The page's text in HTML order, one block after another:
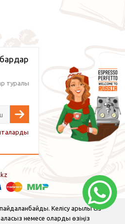
Келісу арқылы сіз
немесе оларды өзіңіз
туралы
— кофе жабдықтары және кофе